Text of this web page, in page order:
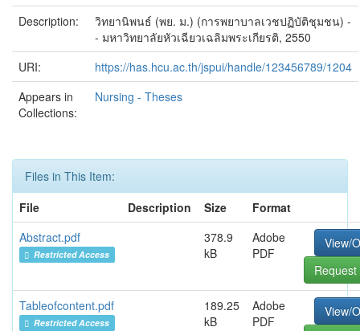
Description:
วิทยานิพนธ์ (พย. ม.) (การพยาบาลเวชปฏิบัติชุมชน) -
- มหาวิทยาลัยหัวเฉียวเฉลิมพระเกียรติ, 2550
URI:
https://has.hcu.ac.th/jspui/handle/123456789/1204
Appears in
Collections:
Nursing - Theses
Files in This Item:
File
Description Size
Format
Abstract.pdf
Restricted Access
378.9
kB
Adobe
PDF
View/
Tableofcontent.pdf
Restricted Access
189.25
kB
Adobe
PDF
View/